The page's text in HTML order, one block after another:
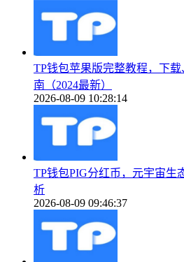
TP钱包苹果版完整教程，下
南（2024最新）
2026-08-09 10:28:14
TP钱包PIG分红币，元宇宙生
析
2026-08-09 09:46:37